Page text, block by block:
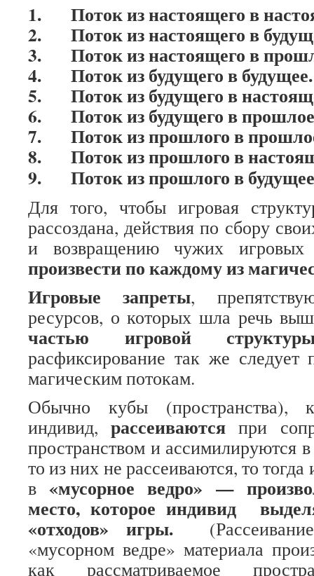
1. Поток из настоящего в
2. Поток из настоящего в
3. Поток из настоящего в
4. Поток из будущего в будущее.
5. Поток из будущего в
6. Поток из будущего в
7. Поток из прошлого в
8. Поток из прошлого в
9. Поток из прошлого в
Для того, чтобы игровая
рассоздана, действия по сбору
и возвращению чужих
произвести по каждому из
Игровые запреты,
ресурсов, о которых шла речь
частью игровой
расфиксирование так же следует
магическим потокам.
Обычно кубы (пространства),
индивид,рассеиваются при
пространством и ассимилируются
то из них не рассеиваются, то тогда
в «мусорное ведро» —
место, которое индивид
«отходов» игры.
«мусорном ведре» материала
как рассматриваемое